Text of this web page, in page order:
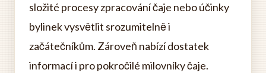
složité procesy zpracování čaje nebo účinky
bylinek vysvětlit srozumitelně i
začátečníkům. Zároveň nabízí dostatek
informací i pro pokročilé milovníky čaje.